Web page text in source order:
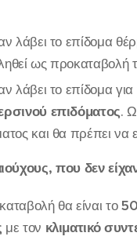
λάβει το επίδομα
ως προκαταβολή
λάβει το επίδομα
επιδόματος.
και θα πρέπει να
που δεν
θα είναι το
με τον κλιματικό